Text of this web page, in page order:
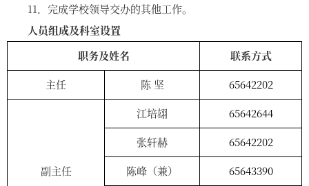
11．完成学校领导交办的其他工作。
人员组成及科室设置
职务及姓名
联系方式
主任
陈 坚 65642202
副主任
江培翃
65642644
张轩赫
65642202
陈峰（兼）
65643390